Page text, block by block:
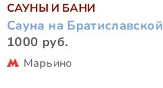
САУНЫ И БАНИ
Сауна на Братиславской
1000 руб.
Марьино